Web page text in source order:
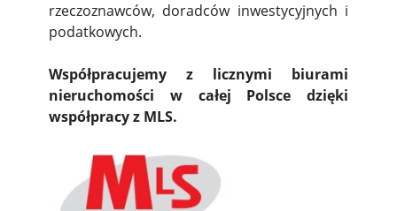
rzeczoznawców, doradców inwestycyjnych i
podatkowych.
Współpracujemy z licznymi biurami
nieruchomości w całej Polsce dzięki
współpracy z MLS.